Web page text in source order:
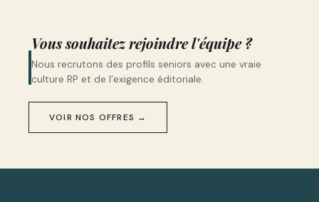
Vous souhaitez rejoindre l'équipe ?
Nous recrutons des profils seniors avec une vraie
culture RP et de l’exigence éditoriale.
VOIR NOS OFFRES →